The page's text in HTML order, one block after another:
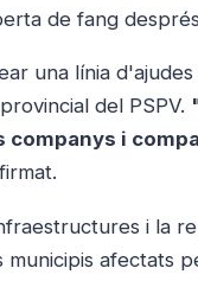
de fang
una línia
del PSPV.
i
i la
afectats